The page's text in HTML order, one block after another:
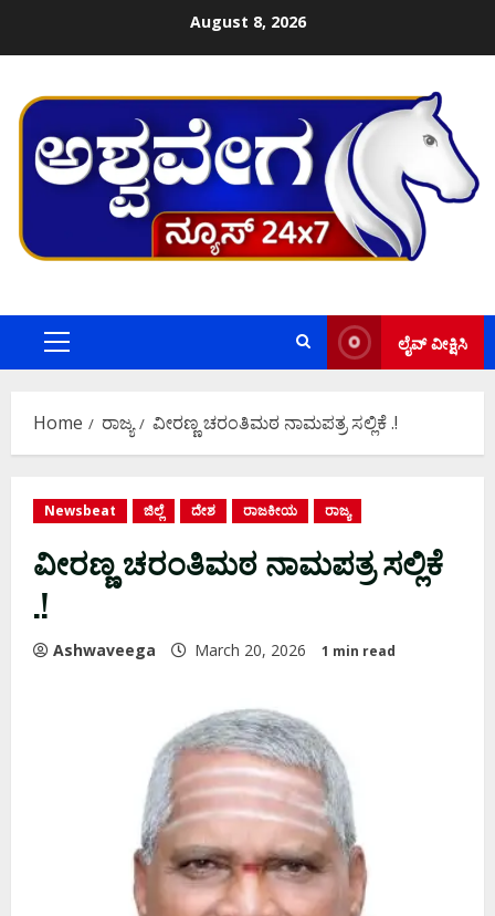
August 8, 2026
Primary
ಲೈವ್ ವೀಕ್ಷಿಸಿ
Home ರಾಜ್ಯ ವೀರಣ್ಣ ಚರಂತಿಮಠ ನಾಮಪತ್ರ ಸಲ್ಲಿಕೆ .!
Newsbeat ಜಿಲ್ಲೆ ದೇಶ ರಾಜಕೀಯ ರಾಜ್ಯ
ವೀರಣ್ಣ ಚರಂತಿಮಠ ನಾಮಪತ್ರ ಸಲ್ಲಿಕೆ
.!
Ashwaveega March 20, 2026 1 min read